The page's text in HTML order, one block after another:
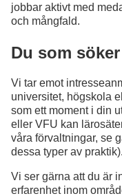
jobbar aktivt med
och mångfald.
Du som söker
Vi tar emot
universitet, högskola
som ett moment i din
eller VFU kan
våra förvaltningar, se
dessa typer av praktik).
Vi ser gärna att du är
erfarenhet inom